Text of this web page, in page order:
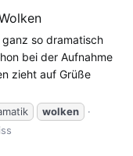
so dramatisch
bei der Aufnahme
zieht auf Grüße
wolken